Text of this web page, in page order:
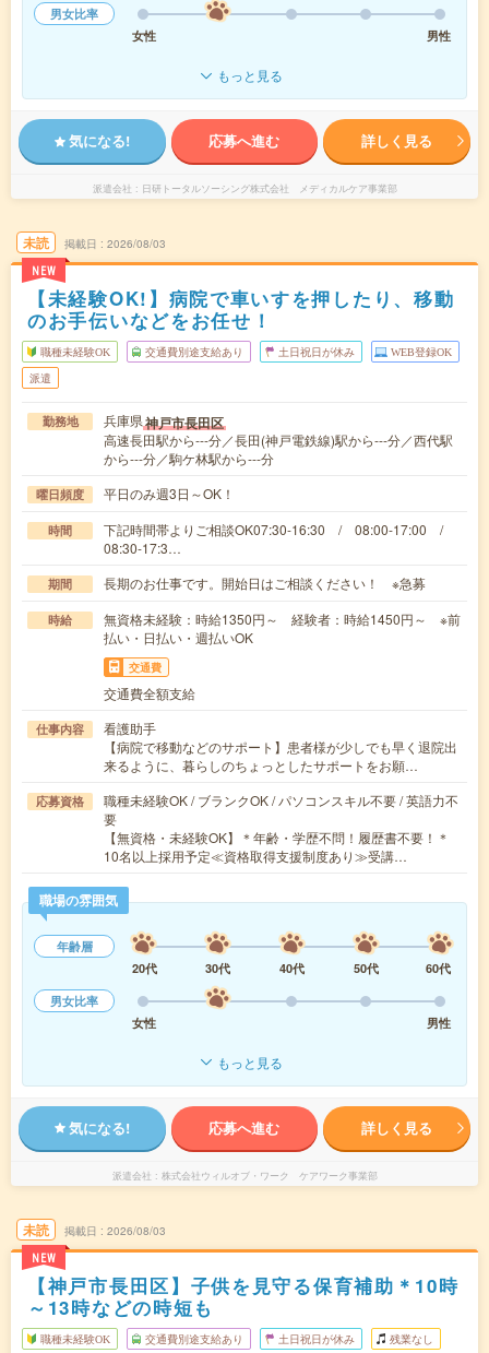
男女比率
女性
男性
もっと見る
気になる! 応募へ進む 詳しく見る
派遣会社 日研トータルソーシング株式会社 メディカルケア事業部
未読
NEW
掲載日 2026/08/03
【未経験OK!】病院で車いすを押したり、移動
のお手伝いなどをお任せ！
職種未経験OK 交通費別途支給あり 土日祝日が休み WEB登録OK
派遣
勤務地 兵庫県神戸市長田区
高速長田駅から---分／長田(神戸電鉄線)駅から---分／西代駅
から---分／駒ケ林駅から---分
曜日頻度 平日のみ週3日～OK！
時間
下記時間帯よりご相談OK07:30-16:30 / 08:00-17:00 /
08:30-17:3…
期間 長期のお仕事です。開始日はご相談ください！ ※急募
時給
無資格未経験：時給1350円～ 経験者：時給1450円～ ※前
払い・日払い・週払いOK
交通費
交通費全額支給
仕事内容
看護助手
【病院で移動などのサポート】患者様が少しでも早く退院出
来るように、暮らしのちょっとしたサポートをお願…
応募資格
職種未経験OK / ブランクOK / パソコンスキル不要 / 英語力不
要
【無資格・未経験OK】＊年齢・学歴不問！履歴書不要！＊
10名以上採用予定≪資格取得支援制度あり≫受講…
職場の雰囲気
年齢層
20代
30代 40代 50代
60代
男女比率
女性
男性
もっと見る
気になる! 応募へ進む 詳しく見る
派遣会社 株式会社ウィルオブ・ワーク ケアワーク事業部
未読
NEW
掲載日 2026/08/03
【神戸市長田区】子供を見守る保育補助＊10時
～13時などの時短も
職種未経験OK 交通費別途支給あり 土日祝日が休み 残業なし